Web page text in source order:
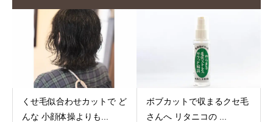
くせ毛似合わせカットで ど
んな 小顔体操よりも...
ボブカットで収まるクセ毛
さんへ リタニコの ...